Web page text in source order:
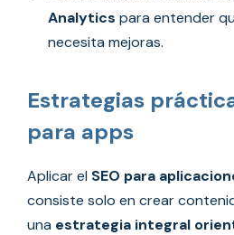
Analytics para entender
necesita mejoras.
Estrategias
para apps
Aplicar el SEO para
consiste solo en crear
una estrategia integral